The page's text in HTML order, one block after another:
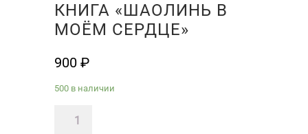
КНИГА «ШАОЛИНЬ В
МОЁМ СЕРДЦЕ»
900 ₽
500 в наличии
Количество